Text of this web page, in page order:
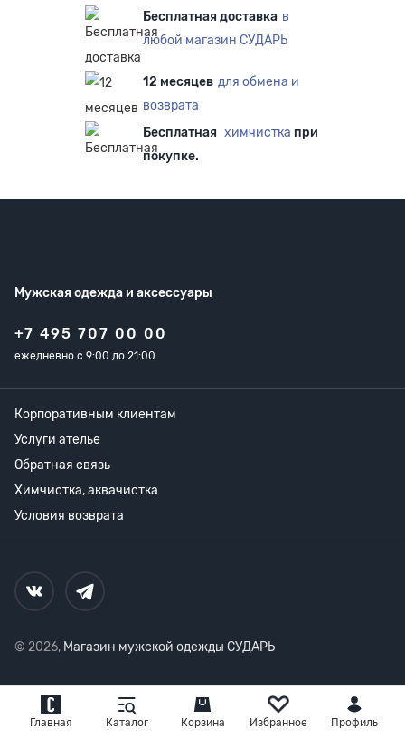
Главная Каталог Корзина Избранное Профиль
Бесплатная доставка в
любой магазин СУДАРЬ
12 месяцев для обмена и
возврата
Бесплатная химчистка при
покупке.
Мужская одежда и аксессуары
+7 495 707 00 00
ежедневно с 9:00 до 21:00
Корпоративным клиентам
Услуги ателье
Обратная связь
Химчистка, аквачистка
Условия возврата
© 2026, Магазин мужской одежды СУДАРЬ